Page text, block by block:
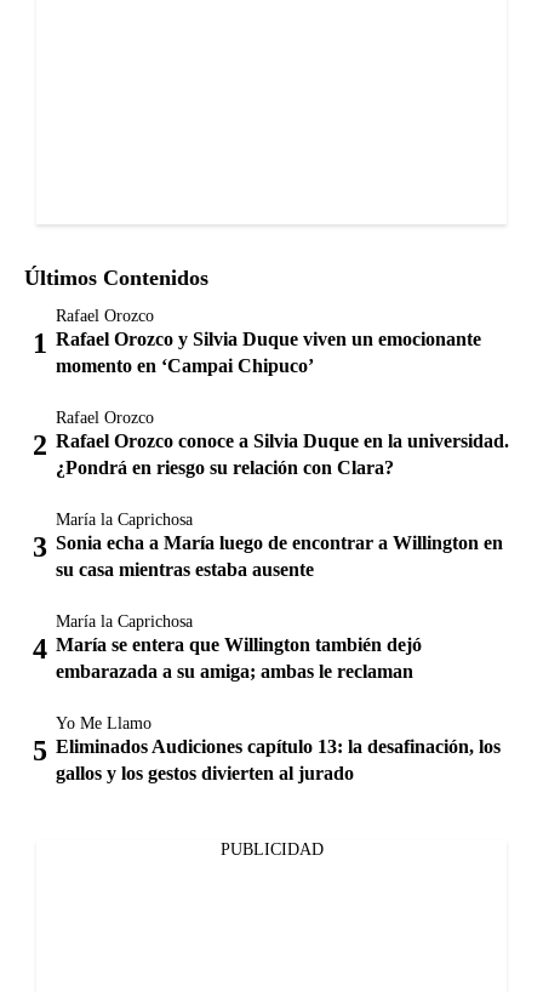
Últimos Contenidos
Rafael Orozco
Rafael Orozco y Silvia Duque viven un emocionante
momento en ‘Campai Chipuco’
Rafael Orozco
Rafael Orozco conoce a Silvia Duque en la universidad.
¿Pondrá en riesgo su relación con Clara?
María la Caprichosa
Sonia echa a María luego de encontrar a Willington en
su casa mientras estaba ausente
María la Caprichosa
María se entera que Willington también dejó
embarazada a su amiga; ambas le reclaman
Yo Me Llamo
Eliminados Audiciones capítulo 13: la desafinación, los
gallos y los gestos divierten al jurado
PUBLICIDAD